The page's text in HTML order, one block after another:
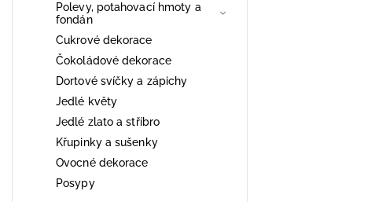
Polevy, potahovací hmoty a
fondán
Cukrové dekorace
Čokoládové dekorace
Dortové svíčky a zápichy
Jedlé květy
Jedlé zlato a stříbro
Křupinky a sušenky
Ovocné dekorace
Posypy